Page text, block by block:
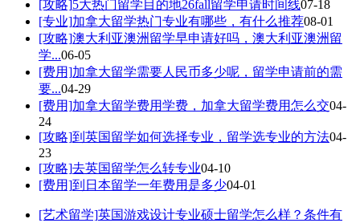
[攻略]5大热门留学目的地26fall留学申请时间线07-18
[专业]加拿大留学热门专业有哪些，有什么推荐08-01
[攻略]澳大利亚澳洲留学早申请好吗，澳大利亚澳洲留
学...06-05
[费用]加拿大留学需要人民币多少呢，留学申请前的需
要...04-29
[费用]加拿大留学费用学费，加拿大留学费用怎么交04-
24
[攻略]到英国留学如何选择专业，留学选专业的方法04-
23
[攻略]去英国留学怎么转专业04-10
[费用]到日本留学一年费用是多少04-01
[艺术留学]英国游戏设计专业硕士留学怎么样？条件有